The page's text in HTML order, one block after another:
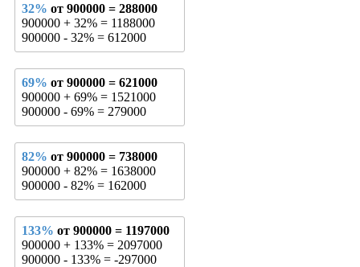
32% от 900000 = 288000
900000 + 32% = 1188000
900000 - 32% = 612000
69% от 900000 = 621000
900000 + 69% = 1521000
900000 - 69% = 279000
82% от 900000 = 738000
900000 + 82% = 1638000
900000 - 82% = 162000
133% от 900000 = 1197000
900000 + 133% = 2097000
900000 - 133% = -297000